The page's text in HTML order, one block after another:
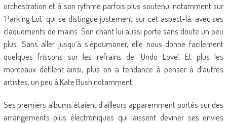
orchestration et à son rythme parfois plus soutenu, notamment sur
‘Parking Lot’ qui se distingue justement sur cet aspect-là, avec ses
claquements de mains. Son chant lui aussi porte sans doute un peu
plus. Sans aller jusqu’à s’époumoner, elle nous donne facilement
quelques frissons sur les refrains de ‘Undo Love’. Et plus les
morceaux défilent ainsi, plus on a tendance à penser à d’autres
artistes, un peu à Kate Bush notamment.
Ses premiers albums étaient d’ailleurs apparemment portés sur des
arrangements plus électroniques qui laissent deviner ses envies